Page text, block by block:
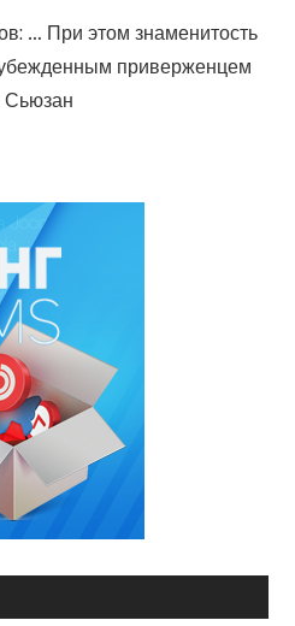
… При этом знаменитость
приверженцем
Сьюзан